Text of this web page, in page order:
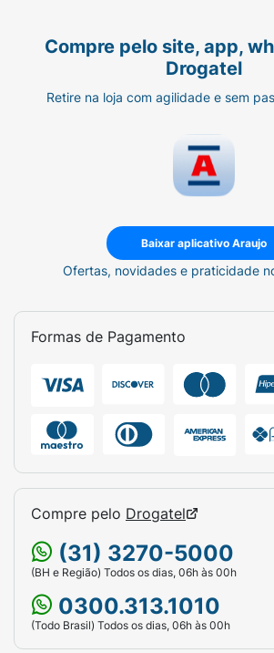
Compre pelo site, app,
Drogatel
Retire na loja com agilidade e sem
Baixar aplicativo Araujo
Ofertas, novidades e praticidade
Formas de Pagamento
Compre pelo Drogatel
(31) 3270-5000
(BH e Região) Todos os dias, 06h às 00h
0300.313.1010
(Todo Brasil) Todos os dias, 06h às 00h